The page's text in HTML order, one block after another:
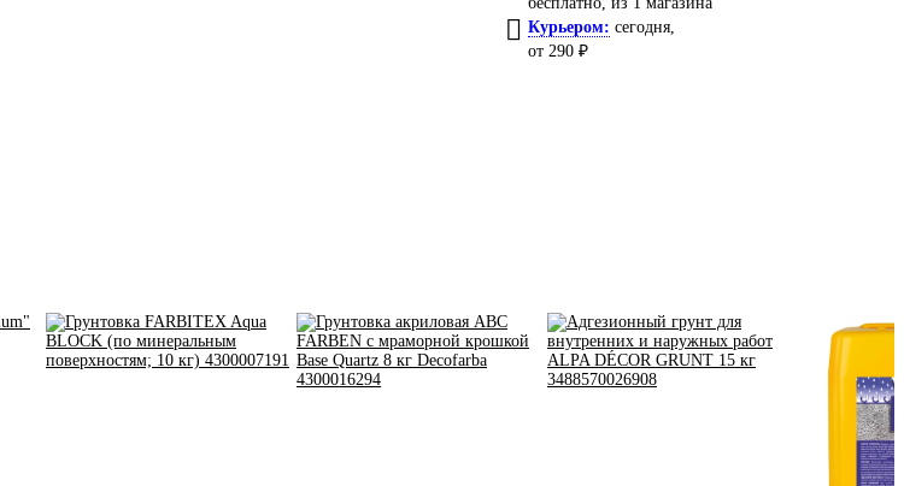
Курьером: сегодня,
от 290 ₽